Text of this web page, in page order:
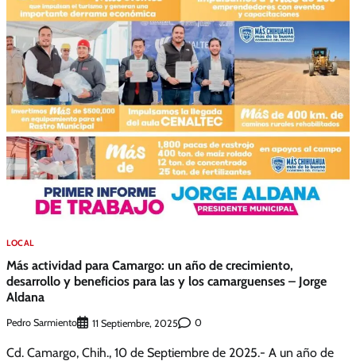
LOCAL
Más actividad para Camargo: un año de crecimiento,
desarrollo y beneficios para las y los camarguenses – Jorge
Aldana
Pedro Sarmiento 11 Septiembre, 2025 0
Cd. Camargo, Chih., 10 de Septiembre de 2025.- A un año de